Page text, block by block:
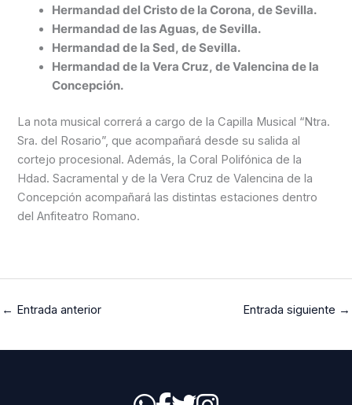
Hermandad del Cristo de la Corona, de Sevilla.
Hermandad de las Aguas, de Sevilla.
Hermandad de la Sed, de Sevilla.
Hermandad de la Vera Cruz, de Valencina de la
Concepción.
La nota musical correrá a cargo de la Capilla Musical “Ntra.
Sra. del Rosario”, que acompañará desde su salida al
cortejo procesional. Además, la Coral Polifónica de la
Hdad. Sacramental y de la Vera Cruz de Valencina de la
Concepción acompañará las distintas estaciones dentro
del Anfiteatro Romano.
← Entrada anterior Entrada siguiente →